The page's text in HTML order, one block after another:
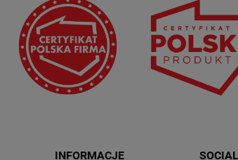
INFORMACJE